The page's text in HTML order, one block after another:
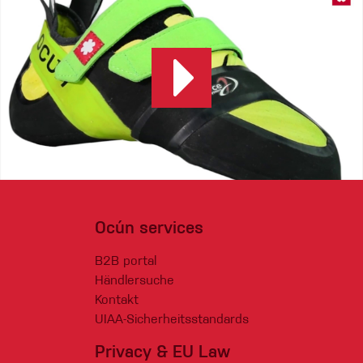
Ocún services
B2B portal
Händlersuche
Kontakt
UIAA-Sicherheitsstandards
Privacy & EU Law